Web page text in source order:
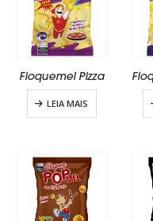
Floquemel Pizza
LEIA MAIS